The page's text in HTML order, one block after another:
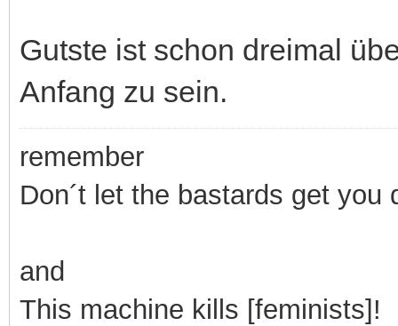
Gutste ist schon dreimal
Anfang zu sein.
remember
Don´t let the bastards get you
and
This machine kills [feminists]!